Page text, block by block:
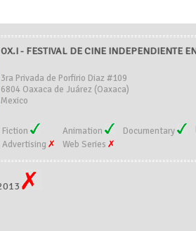
OX.I - FESTIVAL DE CINE INDEPENDIENTE
3ra Privada de Porfirio Diaz #109
6804 Oaxaca de Juárez (Oaxaca)
Mexico
Fiction Animation Documentary
Advertising
Web Series